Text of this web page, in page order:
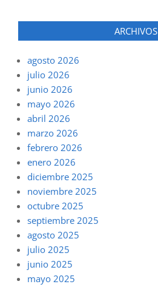
ARCHIVOS
agosto 2026
julio 2026
junio 2026
mayo 2026
abril 2026
marzo 2026
febrero 2026
enero 2026
diciembre 2025
noviembre 2025
octubre 2025
septiembre 2025
agosto 2025
julio 2025
junio 2025
mayo 2025